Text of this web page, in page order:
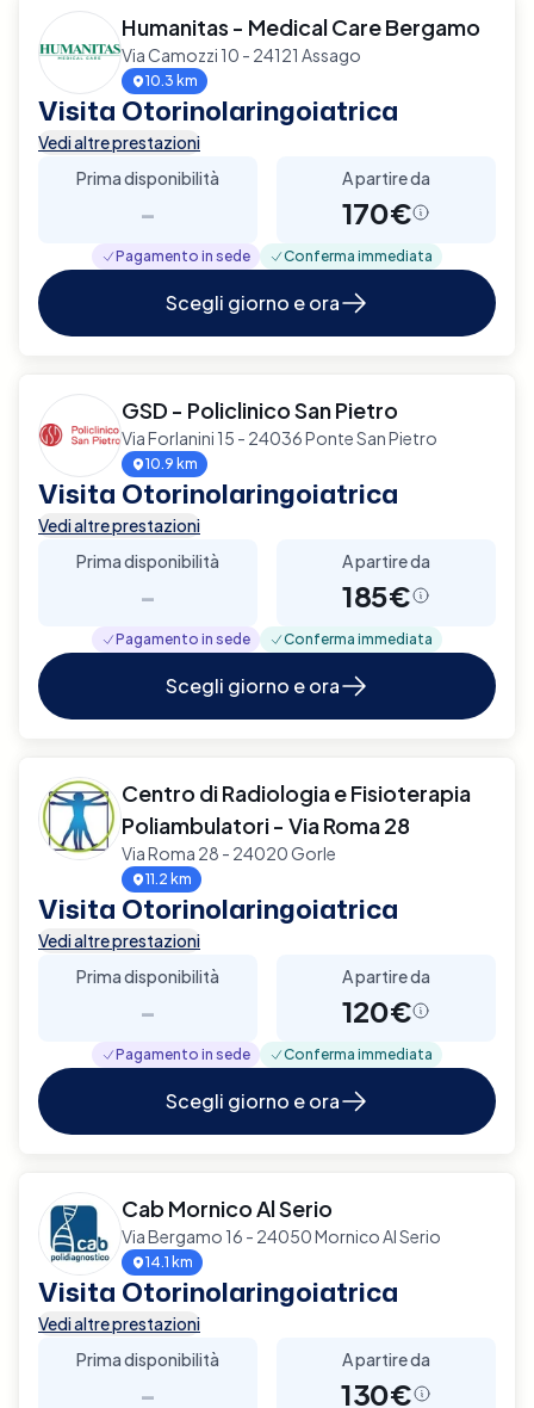
Humanitas - Medical Care Bergamo
Via Camozzi 10 - 24121 Assago
10.3 km
Visita Otorinolaringoiatrica
Vedi altre prestazioni
Prima disponibilità
-
A partire da
170€
Pagamento in sede Conferma immediata
Scegli giorno e ora
GSD - Policlinico San Pietro
Via Forlanini 15 - 24036 Ponte San Pietro
10.9 km
Visita Otorinolaringoiatrica
Vedi altre prestazioni
Prima disponibilità
-
A partire da
185€
Pagamento in sede Conferma immediata
Scegli giorno e ora
Centro di Radiologia e Fisioterapia
Poliambulatori - Via Roma 28
Via Roma 28 - 24020 Gorle
11.2 km
Visita Otorinolaringoiatrica
Vedi altre prestazioni
Prima disponibilità
-
A partire da
120€
Pagamento in sede Conferma immediata
Scegli giorno e ora
Cab Mornico Al Serio
Via Bergamo 16 - 24050 Mornico Al Serio
14.1 km
Visita Otorinolaringoiatrica
Vedi altre prestazioni
Prima disponibilità
-
A partire da
130€